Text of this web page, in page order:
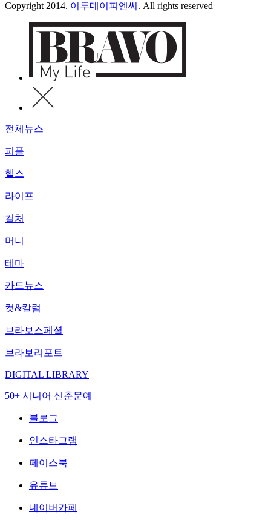
Copyright 2014. 이투데이피엔씨 . All rights reserved
전체뉴스
피플
헬스
라이프
컬처
머니
테마
카드뉴스
컷&칼럼
브라보스페셜
브라보리포트
DIGITAL LIBRARY
50+ 시니어 신춘문예
블로그
인스타그램
페이스북
유튜브
네이버카페